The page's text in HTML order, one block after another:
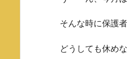
そんな時に保護
どうしても休め